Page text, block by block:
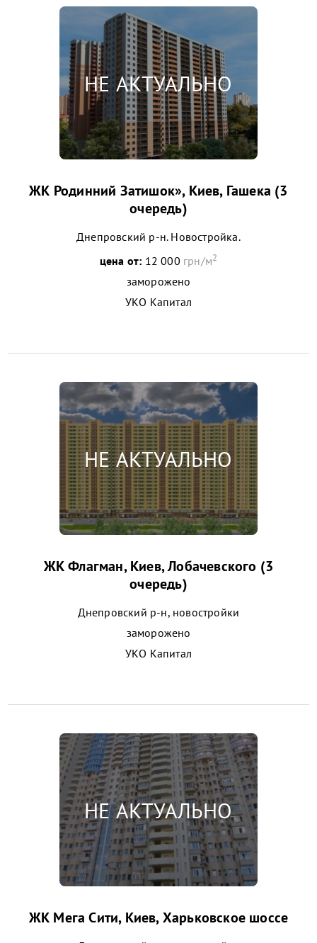
ЖК Родинний Затишок», Киев, Гашека (3
очередь)
Днепровский р-н. Новостройка.
цена от: 12 000 грн/м2
заморожено
УКО Капитал
ЖК Флагман, Киев, Лобачевского (3
очередь)
Днепровский р-н, новостройки
заморожено
УКО Капитал
ЖК Мега Сити, Киев, Харьковское шоссе